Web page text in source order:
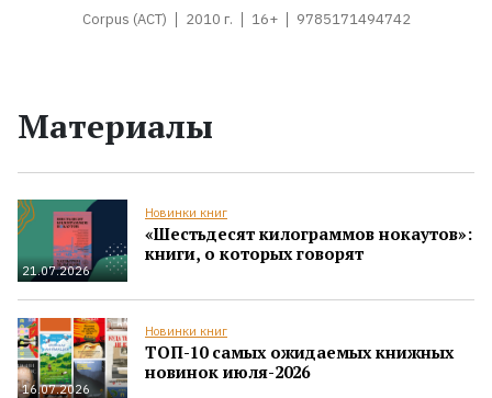
Corpus (АСТ) 2010 г. 16+ 9785171494742
Материалы
21.07.2026
Новинки книг
«Шестьдесят килограммов нокаутов»:
книги, о которых говорят
16.07.2026
Новинки книг
ТОП-10 самых ожидаемых книжных
новинок июля-2026